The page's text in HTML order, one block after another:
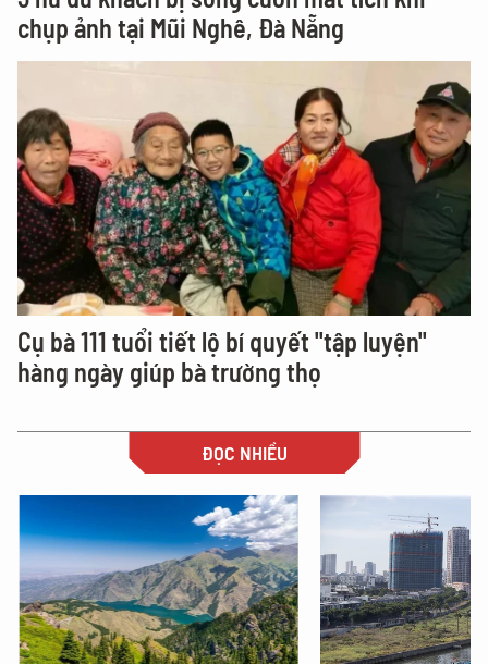
chụp ảnh tại Mũi Nghê, Đà Nẵng
Cụ bà 111 tuổi tiết lộ bí quyết "tập luyện"
hàng ngày giúp bà trường thọ
ĐỌC NHIỀU